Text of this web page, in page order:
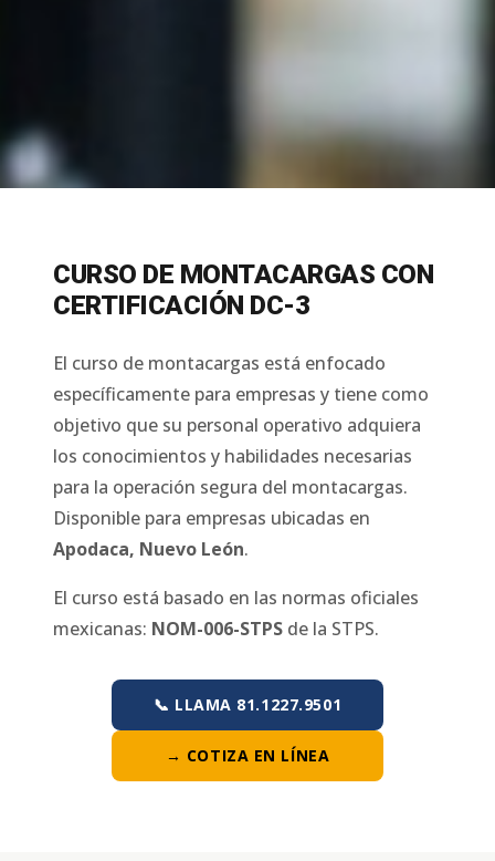
CURSO DE MONTACARGAS CON
CERTIFICACIÓN DC-3
El curso de montacargas está enfocado
específicamente para empresas y tiene como
objetivo que su personal operativo adquiera
los conocimientos y habilidades necesarias
para la operación segura del montacargas.
Disponible para empresas ubicadas en
Apodaca, Nuevo León.
El curso está basado en las normas oficiales
mexicanas: NOM-006-STPS de la STPS.
📞 LLAMA 81.1227.9501
→ COTIZA EN LÍNEA